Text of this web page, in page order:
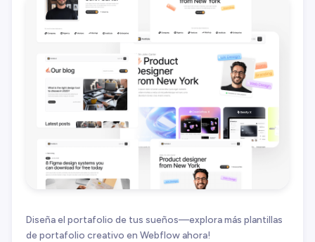
Diseña el portafolio de tus sueños—explora más plantillas
de portafolio creativo en Webflow ahora!